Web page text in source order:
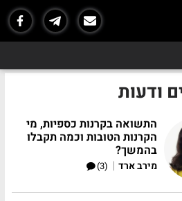
ודעות
התשואה בקרנות כספיות, מי
הקרנות הטובות וכמה תקבלו
בהמשך?
מירב ארד |
(3)